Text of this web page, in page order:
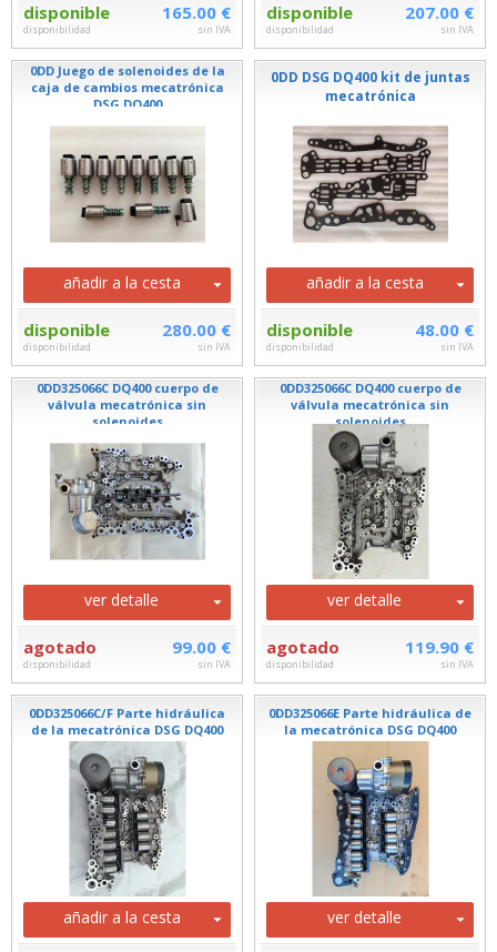
disponible
disponibilidad
165.00 €
sin IVA
disponible
disponibilidad
207.00 €
sin IVA
0DD Juego de solenoides de la
caja de cambios mecatrónica
DSG DQ400
añadir a la cesta
disponible
disponibilidad
280.00 €
sin IVA
0DD DSG DQ400 kit de juntas
mecatrónica
añadir a la cesta
disponible
disponibilidad
48.00 €
sin IVA
0DD325066C DQ400 cuerpo de
válvula mecatrónica sin
solenoides
ver detalle
agotado
disponibilidad
99.00 €
sin IVA
0DD325066C DQ400 cuerpo de
válvula mecatrónica sin
solenoides
ver detalle
agotado
disponibilidad
119.90 €
sin IVA
0DD325066C/F Parte hidráulica
de la mecatrónica DSG DQ400
añadir a la cesta
0DD325066E Parte hidráulica de
la mecatrónica DSG DQ400
ver detalle